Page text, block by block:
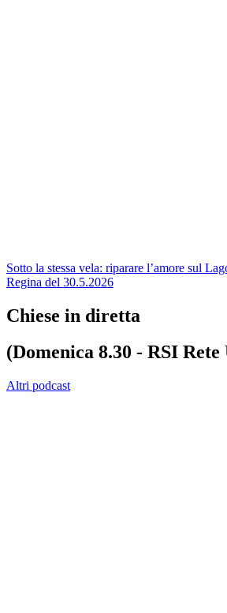
Sotto la stessa vela: riparare l’amore sul
Regina del 30.5.2026
Chiese in diretta
(Domenica 8.30 - RSI Rete
Altri podcast